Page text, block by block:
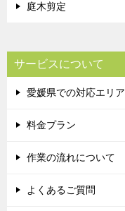
庭木剪定
サービスについて
愛媛県での対応エリア
料金プラン
作業の流れについて
よくあるご質問